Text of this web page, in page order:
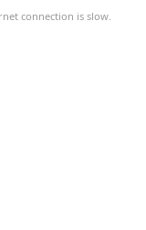
connection is slow.